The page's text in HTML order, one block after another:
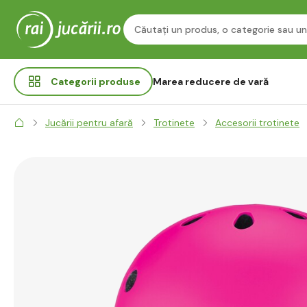
Categorii produse Marea reducere de vară
Jucării pentru afară Trotinete Accesorii trotinete